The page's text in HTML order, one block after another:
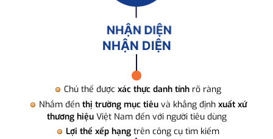
NHẬN DIỆN
Chủ thể được xác thực danh tính rõ ràng
Nhắm đến thị trường mục tiêuvà khẳng định xuất xứ
thương hiệuViệt Nam đến với người tiêu dùng
Lợi thế xếp hạng trên công cụ tìm kiếm